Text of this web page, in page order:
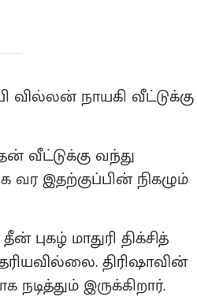
வில்லன் நாயகி வீட்டுக்கு
வீட்டுக்கு வந்து
இதற்குப்பின் நிகழும்
மாதுரி திக்சித்
திரிஷாவின்
இருக்கிறார்.